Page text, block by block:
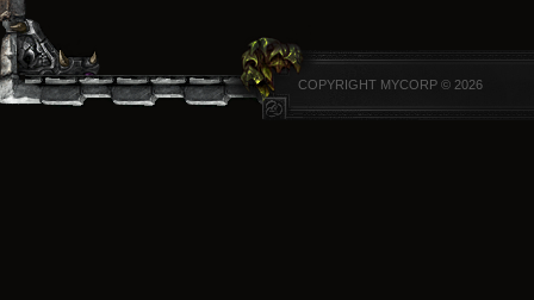
COPYRIGHT MYCORP © 2026